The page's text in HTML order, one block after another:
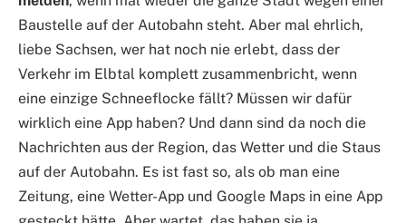
Baustelle auf der Autobahn steht. Aber mal ehrlich,
liebe Sachsen, wer hat noch nie erlebt, dass der
Verkehr im Elbtal komplett zusammenbricht, wenn
eine einzige Schneeflocke fällt? Müssen wir dafür
wirklich eine App haben? Und dann sind da noch die
Nachrichten aus der Region, das Wetter und die Staus
auf der Autobahn. Es ist fast so, als ob man eine
Zeitung, eine Wetter-App und Google Maps in eine App